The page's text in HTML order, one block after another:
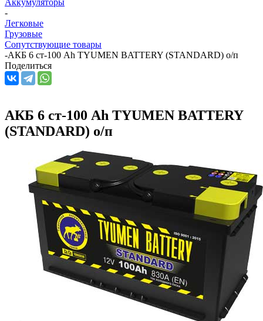
-
Легковые
Грузовые
Сопутствующие товары
-АКБ 6 ст-100 Ah TYUMEN BATTERY (STANDARD) о/п
Поделиться
АКБ 6 ст-100 Ah TYUMEN BATTERY
(STANDARD) о/п